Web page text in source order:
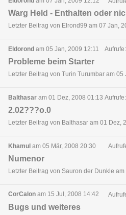
Warg Held - Enthalten oder
Letzter Beitrag von Elrond99 am 07 Jan,
Eldorond am 05 Jan, 2009 12:11
Probleme beim Starter
Letzter Beitrag von Turin Turumbar am 05
Balthasar am 01 Dez, 2008 01:13
2.02???o.0
Letzter Beitrag von Balthasar am 01 Dez,
Khamul am 05 Mär, 2008 20:30
Numenor
Letzter Beitrag von Sauron der Dunkle
CorCalon am 15 Jul, 2008 14:42
Bugs und weiteres